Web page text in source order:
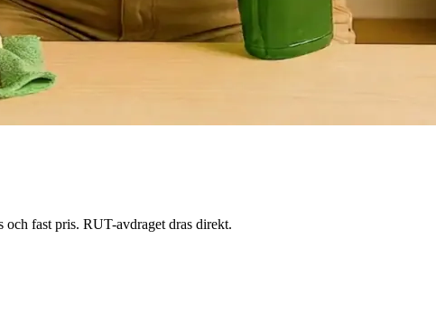
fast pris. RUT-avdraget dras direkt.